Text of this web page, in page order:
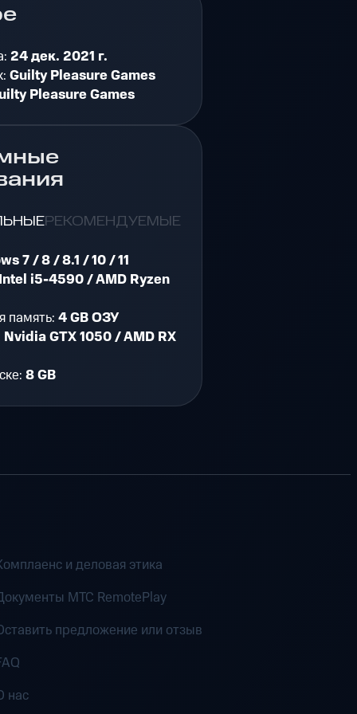
24 дек. 2021 г.
Guilty Pleasure Games
Pleasure Games
РЕКОМЕНДУЕМЫЕ
7 / 8 / 8.1 / 10 / 11
i5-4590 / AMD Ryzen
память:4 GB ОЗУ
Nvidia GTX 1050 / AMD RX
8 GB
и деловая этика
MTC RemotePlay
предложение или отзыв
нас